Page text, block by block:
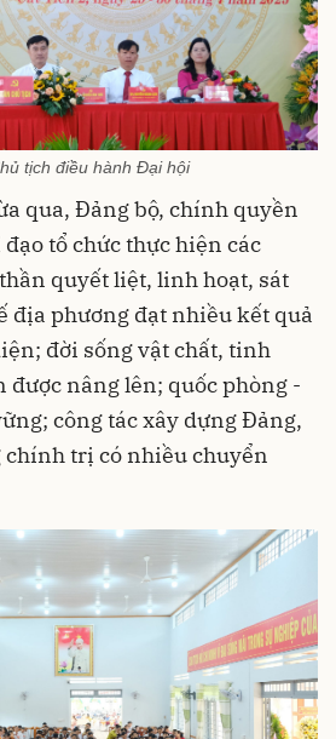
tịch điều hành Đại hội
qua, Đảng bộ, chính quyền
tổ chức thực hiện các
quyết liệt, linh hoạt, sát
địa phương đạt nhiều kết quả
đời sống vật chất, tinh
được nâng lên; quốc phòng -
công tác xây dựng Đảng,
chính trị có nhiều chuyển